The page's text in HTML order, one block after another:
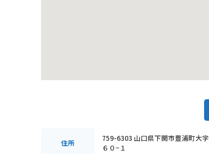
住所
759-6303 山口県下関市豊浦町大
６０−１